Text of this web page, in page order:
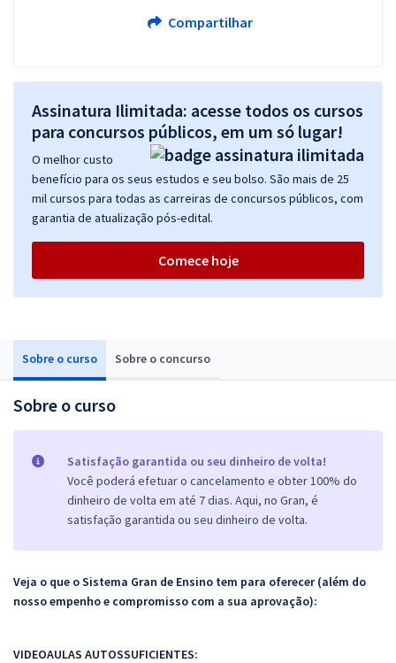
Sobre o curso Sobre o concurso
Sobre o curso
Satisfação garantida ou seu dinheiro de volta!
Você poderá efetuar o cancelamento e obter 100% do
dinheiro de volta em até 7 dias. Aqui, no Gran, é
satisfação garantida ou seu dinheiro de volta.
Veja o que o Sistema Gran de Ensino tem para oferecer (além do
nosso empenho e compromisso com a sua aprovação):
VIDEOAULAS AUTOSSUFICIENTES:
Compartilhar
Assinatura Ilimitada: acesse todos os cursos
para concursos públicos, em um só lugar!
O melhor custo
benefício para os seus estudos e seu bolso. São mais de 25
mil cursos para todas as carreiras de concursos públicos, com
garantia de atualização pós-edital.
Comece hoje